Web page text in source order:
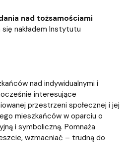
nad tożsamościami
się nakładem Instytutu
nad indywidualnymi i
interesujące
przestrzeni społecznej i jej
mieszkańców w oparciu o
i symboliczną. Pomnaża
wzmacniać – trudną do